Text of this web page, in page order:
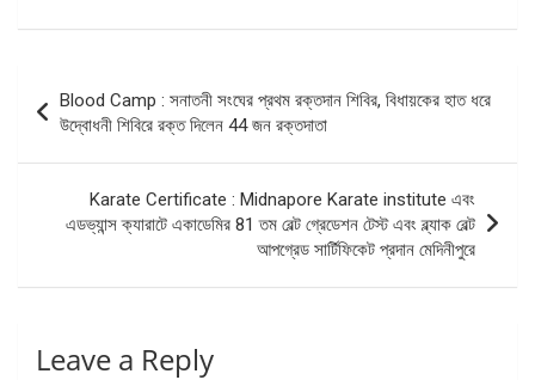
navigation
Blood Camp : সনাতনী সংঘের প্রথম রক্তদান শিবির, বিধায়কের হাত ধরে
উদ্বোধনী শিবিরে রক্ত দিলেন 44 জন রক্তদাতা
Karate Certificate : Midnapore Karate institute এবং
এডভ্যান্স ক্যারাটে একাডেমির 81 তম বেল্ট গ্রেডেশন টেস্ট এবং ব্ল্যাক বেল্ট
আপগ্রেড সার্টিফিকেট প্রদান মেদিনীপুরে
Leave a Reply